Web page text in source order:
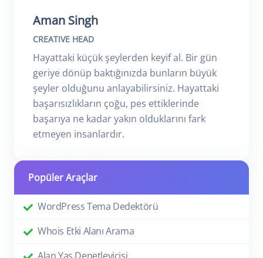
Aman Singh
CREATIVE HEAD
Hayattaki küçük şeylerden keyif al. Bir gün
geriye dönüp baktığınızda bunların büyük
şeyler olduğunu anlayabilirsiniz. Hayattaki
başarısızlıkların çoğu, pes ettiklerinde
başarıya ne kadar yakın olduklarını fark
etmeyen insanlardır.
Popüler Araçlar
WordPress Tema Dedektörü
Whois Etki Alanı Arama